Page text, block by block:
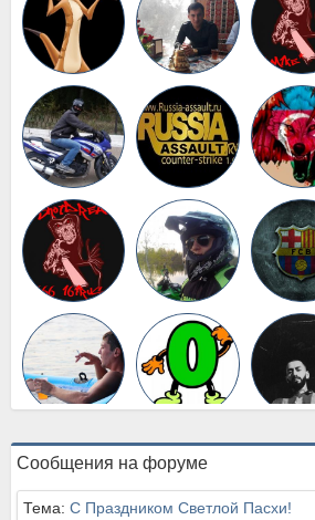
Сообщения на форуме
Тема: С Праздником Светлой Пасхи!